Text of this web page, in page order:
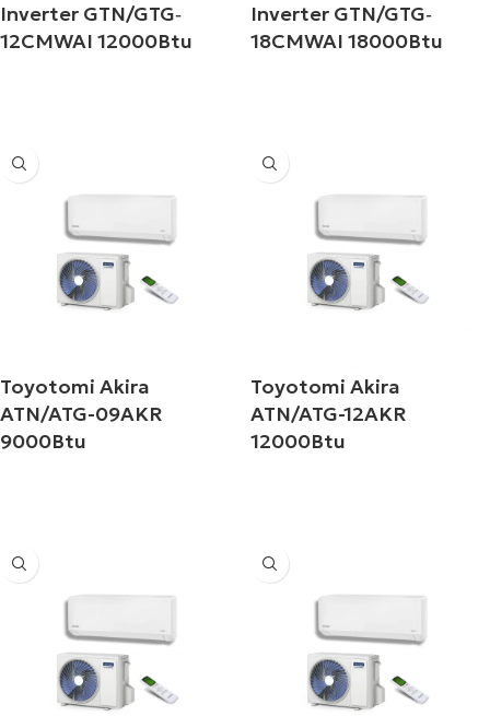
Inverter GTN/GTG‐
12CMWAI 12000Btu
Inverter GTN/GTG‐
18CMWAI 18000Btu
Toyotomi Akira
ATN/ATG-09AKR
9000Btu
Toyotomi Akira
ATN/ATG-12AKR
12000Btu